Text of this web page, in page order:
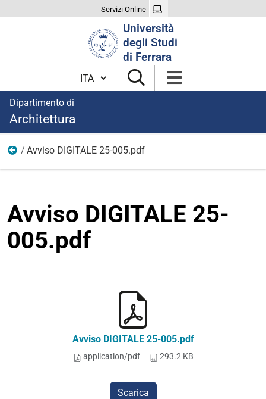
Servizi Online
Università
degli Studi
di Ferrara
Cambia lingua
Dipartimento di
Architettura
Bandi
Avviso DIGITALE 25-005.pdf
Avviso DIGITALE 25-
005.pdf
Avviso DIGITALE 25-005.pdf
application/pdf 293.2 KB
Scarica